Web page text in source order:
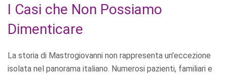
I Casi che Non Possiamo
Dimenticare
La storia di Mastrogiovanni non rappresenta un'eccezione
isolata nel panorama italiano. Numerosi pazienti, familiari e